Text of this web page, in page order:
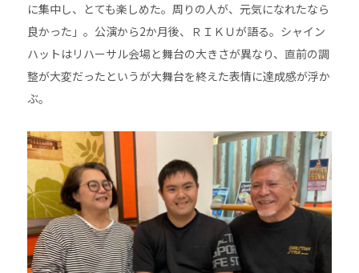
に集中し、とても楽しめた。周りの人が、元気になれたなら
良かった」。公演から2か月後、ＲＩＫＵが語る。シャイン
ハットはリハーサル会場と舞台の大きさが異なり、直前の調
整が大変だったというが大舞台を終えた表情に達成感が浮か
ぶ。